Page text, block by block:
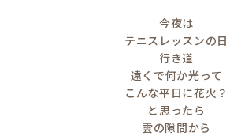
今夜は
テニスレッスンの日
行き道
遠くで何か光って
こんな平日に花火？
と思ったら
雲の隙間から